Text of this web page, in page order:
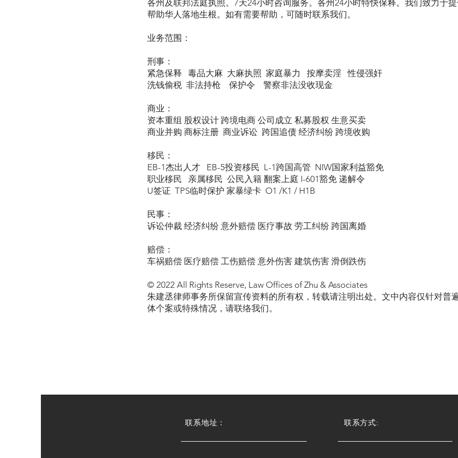
各州及联邦法庭执照。7天24小时咨询服务。各州24小时特快保释。我们致力于提
帮助华人落地生根。如有需要帮助，可随时联系我们。
业务范围：
刑事：
紧急保释 毒品大麻 大麻执照 家庭暴力 按摩卖淫 性侵强奸
洗钱偷税 非法持枪 保护令 警察非法没收现金
商业：
资本重组 股权设计 跨境电商 公司成立 私募股权 生意买卖
商业并购 商标注册 商业诉讼 跨国追债 经济纠纷 跨境收购
移民：
EB-1杰出人才 EB-5投资移民 L-1跨国高管 NIW国家利益豁免
职业移民 亲属移民 公民入籍 翻案上庭 I-601豁免 递解令
U签证 TPS临时保护 家暴绿卡 O1 /K1 / H1B
民事：
诉讼仲裁 经济纠纷 意外赔偿 医疗事故 劳工纠纷 跨国离婚
赔偿：
车祸赔偿 医疗赔偿 工伤赔偿 意外伤害 建筑伤害 滑倒跌伤
© 2022 All Rights Reserve, Law Offices of Zhu & Associates
朱建丞律师事务所保留宣传资料的所有权，转载请注明出处。文中内容仅针对普
体个案或特殊情况，请联络我们。
​联系地址： 联系方式: